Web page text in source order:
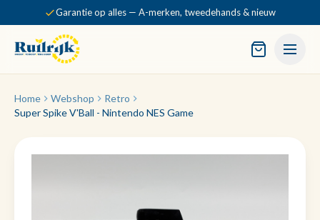
Garantie op alles — A-merken, tweedehands & nieuw
Home Webshop
Retro
Super Spike V'Ball - Nintendo NES Game